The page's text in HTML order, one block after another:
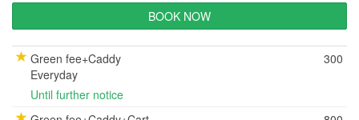
BOOK NOW
Green fee+Caddy
Everyday
Until further notice
300